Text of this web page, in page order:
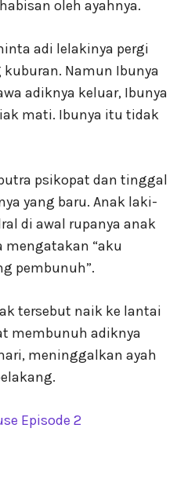
oleh ayahnya.
adi lelakinya pergi
Namun Ibunya
adiknya keluar, Ibunya
mati. Ibunya itu tidak
psikopat dan tinggal
yang baru. Anak laki-
di awal rupanya anak
mengatakan “aku
pembunuh”.
tersebut naik ke lantai
membunuh adiknya
meninggalkan ayah
Episode 2